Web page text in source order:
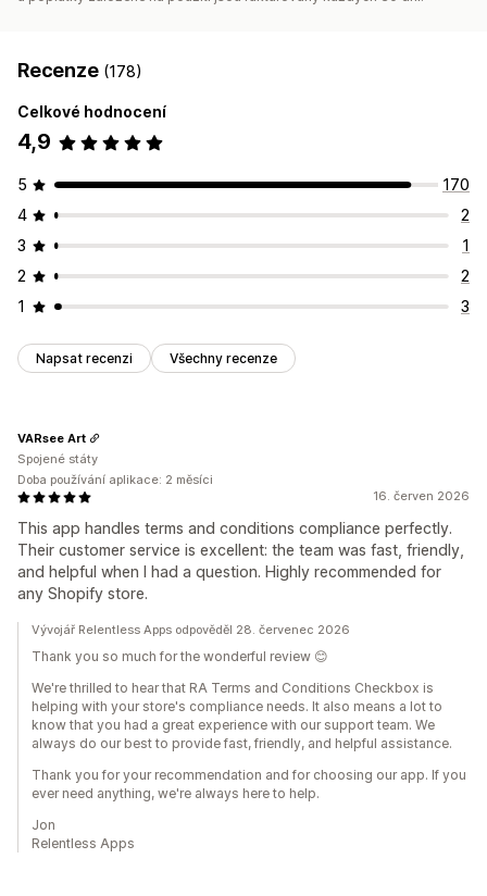
Recenze (178)
Celkové hodnocení
4,9
5
170
4
2
3
1
2
2
1
3
Napsat recenzi Všechny recenze
16. červen 2026
This app handles terms and conditions compliance perfectly.
Their customer service is excellent: the team was fast, friendly,
and helpful when I had a question. Highly recommended for
any Shopify store.
VARsee Art
Spojené státy
Doba používání aplikace: 2 měsíci
Vývojář Relentless Apps odpověděl 28. červenec 2026
Thank you so much for the wonderful review 😊
We're thrilled to hear that RA Terms and Conditions Checkbox is
helping with your store's compliance needs. It also means a lot to
know that you had a great experience with our support team. We
always do our best to provide fast, friendly, and helpful assistance.
Thank you for your recommendation and for choosing our app. If you
ever need anything, we're always here to help.
Jon
Relentless Apps